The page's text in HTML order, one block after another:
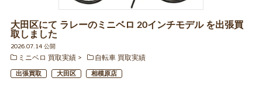
大田区にて ラレーのミニベロ 20インチモデル を出張買
取しました
2026.07.14 公開
ミニベロ 買取実績
自転車 買取実績
出張買取 大田区 相模原店